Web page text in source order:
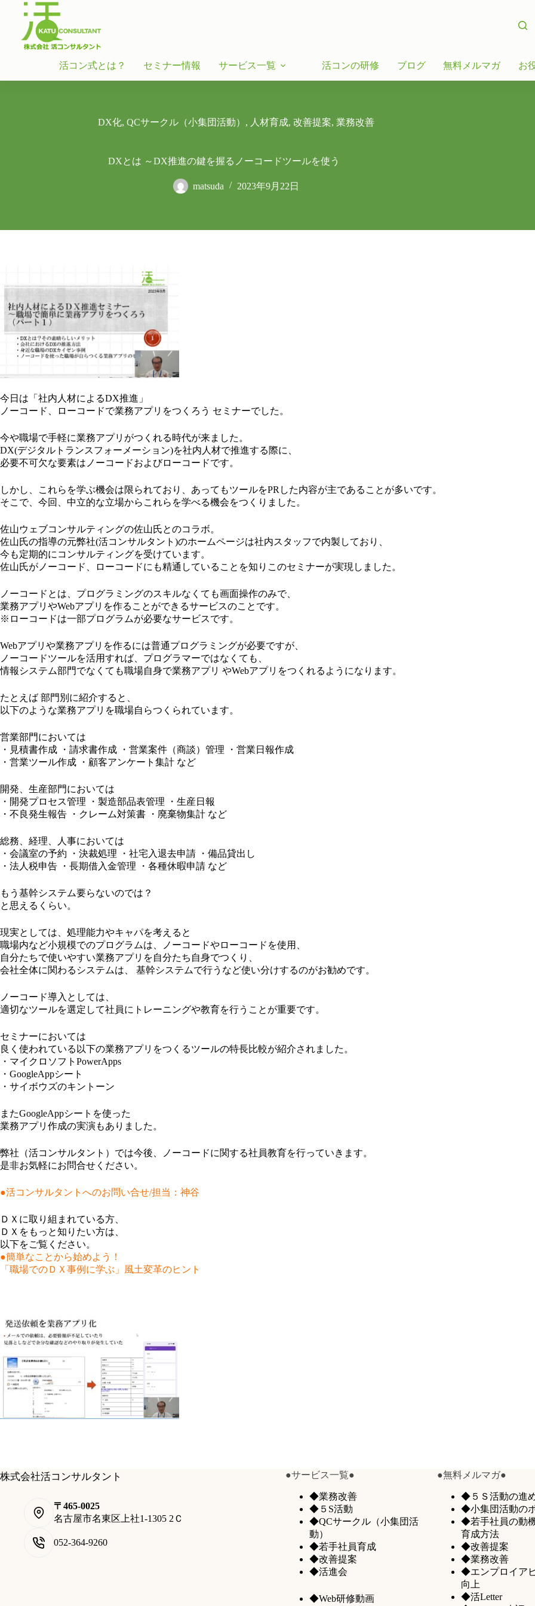
活コン式とは？ セミナー情報 サービス一覧 活コンの研修 ブログ 無料メルマガ お
DX化, QCサークル（小集団活動） , 人材育成, 改善提案, 業務改善
DXとは ～DX推進の鍵を握るノーコードツールを使う
matsuda 2023年9月22日
今日は「社内人材によるDX推進」
ノーコード、ローコードで業務アプリをつくろう セミナーでした。
今や職場で手軽に業務アプリがつくれる時代が来ました。
DX(デジタルトランスフォーメーション)を社内人材で推進する際に、
必要不可欠な要素はノーコードおよびローコードです。
しかし、これらを学ぶ機会は限られており、あってもツールをPRした内容が主であることが多いです。
そこで、今回、中立的な立場からこれらを学べる機会をつくりました。
佐山ウェブコンサルティングの佐山氏とのコラボ。
佐山氏の指導の元弊社(活コンサルタント)のホームページは社内スタッフで内製しており、
今も定期的にコンサルティングを受けています。
佐山氏がノーコード、ローコードにも精通していることを知りこのセミナーが実現しました。
ノーコードとは、プログラミングのスキルなくても画面操作のみで、
業務アプリやWebアプリを作ることができるサービスのことです。
※ローコードは一部プログラムが必要なサービスです。
Webアプリや業務アプリを作るには普通プログラミングが必要ですが、
ノーコードツールを活用すれば、プログラマーではなくても、
情報システム部門でなくても職場自身で業務アプリ やWebアプリをつくれるようになります。
たとえば 部門別に紹介すると、
以下のような業務アプリを職場自らつくられています。
営業部門においては
・見積書作成 ・請求書作成 ・営業案件（商談）管理 ・営業日報作成
・営業ツール作成 ・顧客アンケート集計 など
開発、生産部門においては
・開発プロセス管理 ・製造部品表管理 ・生産日報
・不良発生報告 ・クレーム対策書 ・廃棄物集計 など
総務、経理、人事においては
・会議室の予約 ・決裁処理 ・社宅入退去申請 ・備品貸出し
・法人税申告 ・長期借入金管理 ・各種休暇申請 など
もう基幹システム要らないのでは？
と思えるくらい。
現実としては、処理能力やキャパを考えると
職場内など小規模でのプログラムは、ノーコードやローコードを使用、
自分たちで使いやすい業務アプリを自分たち自身でつくり、
会社全体に関わるシステムは、 基幹システムで行うなど使い分けするのがお勧めです。
ノーコード導入としては、
適切なツールを選定して社員にトレーニングや教育を行うことが重要です。
セミナーにおいては
良く使われている以下の業務アプリをつくるツールの特長比較が紹介されました。
・マイクロソフトPowerApps
・GoogleAppシート
・サイボウズのキントーン
またGoogleAppシートを使った
業務アプリ作成の実演もありました。
弊社（活コンサルタント）では今後、ノーコードに関する社員教育を行っていきます。
是非お気軽にお問合せください。
●活コンサルタントへのお問い合せ/担当：神谷
ＤＸに取り組まれている方、
ＤＸをもっと知りたい方は、
以下をご覧ください。
●簡単なことから始めよう！
「職場でのＤＸ事例に学ぶ」風土変革のヒント
株式会社活コンサルタント
〒465-0025
名古屋市名東区上社1-1305 2Ｃ
052-364-9260
●サービス一覧●
◆業務改善
◆５S活動
◆QCサークル（小集団活
動）
◆若手社員育成
◆改善提案
◆活進会
◆Web研修動画
●無料メルマガ●
◆５Ｓ活動の進
◆小集団活動の
◆若手社員の動
育成方法
◆改善提案
◆業務改善
◆エンプロイア
向上
◆活Letter